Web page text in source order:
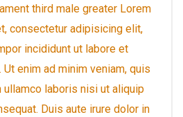
third male greater Lorem
consectetur adipisicing elit,
incididunt ut labore et
enim ad minim veniam, quis
laboris nisi ut aliquip
Duis aute irure dolor in